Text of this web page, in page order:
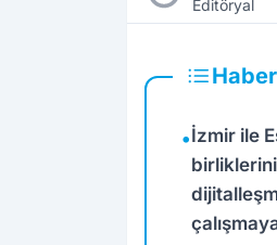
Editöryal
•İzmir ile